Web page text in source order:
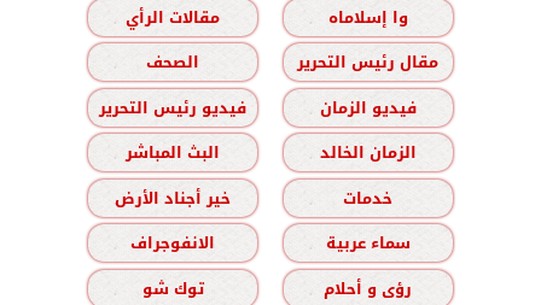
وا إسلاماه
مقالات الرأي
مقال رئيس التحرير
الصحف
فيديو الزمان
فيديو رئيس التحرير
الزمان الخالد
البث المباشر
خدمات
خير أجناد الأرض
سماء عربية
الانفوجراف
رؤى و أحلام
توك شو